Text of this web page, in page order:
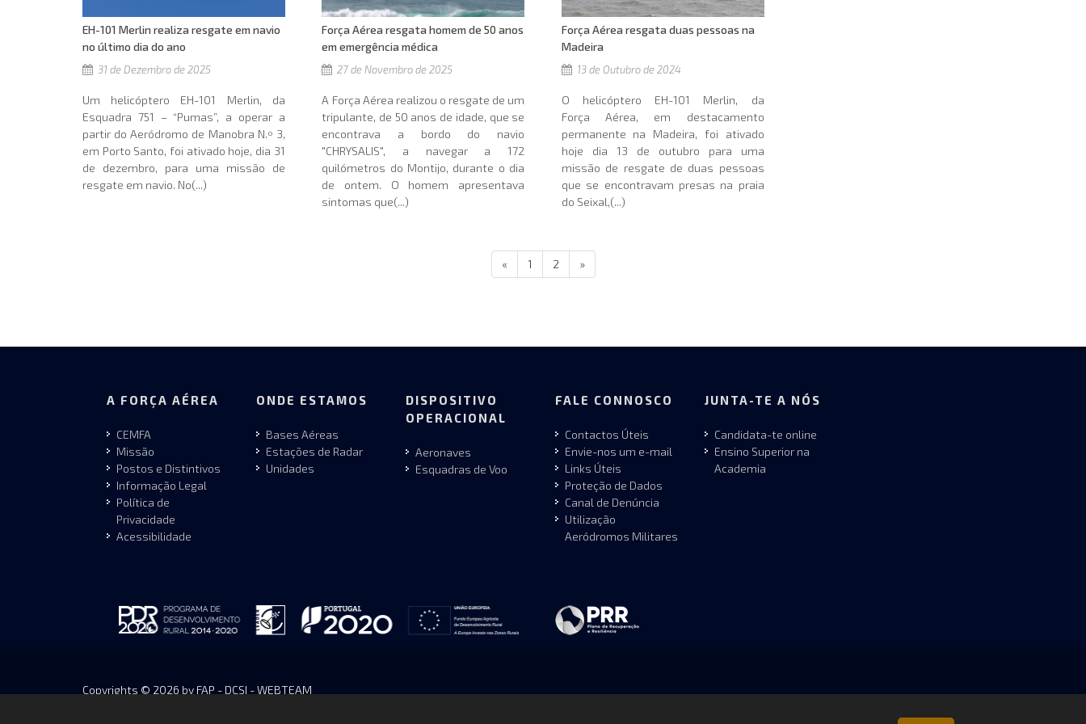
EH-101 Merlin realiza resgate em navio
no último dia do ano
31 de Dezembro de 2025
Um helicóptero EH-101 Merlin, da
Esquadra 751 – “Pumas”, a operar a
partir do Aeródromo de Manobra N.º 3,
em Porto Santo, foi ativado hoje, dia 31
de dezembro, para uma missão de
resgate em navio. No(...)
Força Aérea resgata homem de 50 anos
em emergência médica
27 de Novembro de 2025
A Força Aérea realizou o resgate de um
tripulante, de 50 anos de idade, que se
encontrava a bordo do navio
"CHRYSALIS", a navegar a 172
quilómetros do Montijo, durante o dia
de ontem. O homem apresentava
sintomas que(...)
Força Aérea resgata duas pessoas na
Madeira
13 de Outubro de 2024
O helicóptero EH-101 Merlin, da
Força Aérea, em destacamento
permanente na Madeira, foi ativado
hoje dia 13 de outubro para uma
missão de resgate de duas pessoas
que se encontravam presas na praia
do Seixal,(...)
« 1 2 »
A FORÇA AÉREA
CEMFA
Missão
Postos e Distintivos
Informação Legal
Política de
Privacidade
Acessibilidade
ONDE ESTAMOS
Bases Aéreas
Estações de Radar
Unidades
DISPOSITIVO
OPERACIONAL
Aeronaves
Esquadras de Voo
FALE CONNOSCO
Contactos Úteis
Envie-nos um e-mail
Links Úteis
Proteção de Dados
Canal de Denúncia
Utilização
Aeródromos Militares
JUNTA-TE A NÓS
Candidata-te online
Ensino Superior na
Academia
Copyrights © 2026 by FAP - DCSI - WEBTEAM